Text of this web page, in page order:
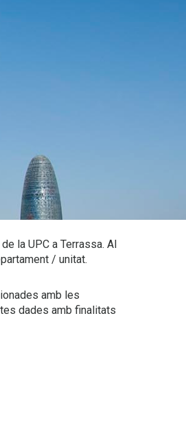
la UPC a Terrassa. Al
/ unitat.
amb les
dades amb finalitats